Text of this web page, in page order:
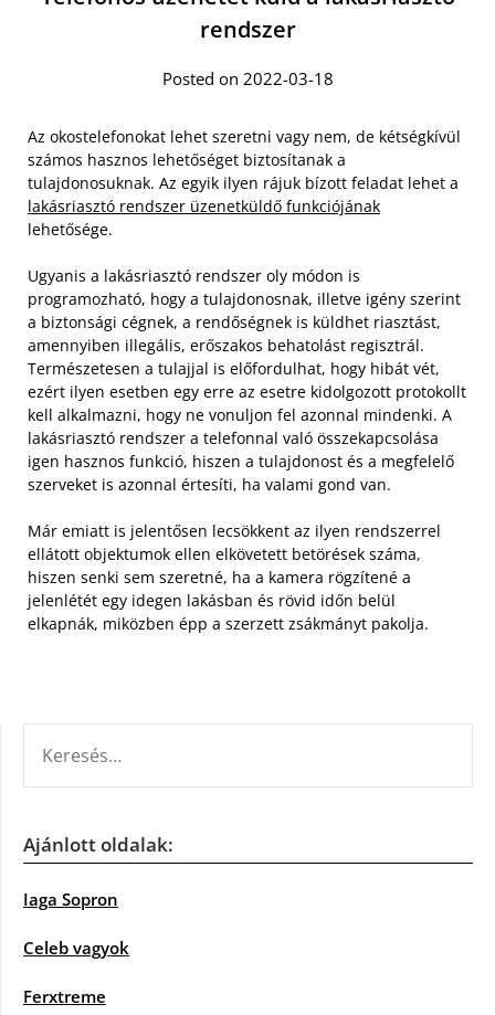
rendszer
Posted on 2022-03-18
Az okostelefonokat lehet szeretni vagy nem, de kétségkívül
számos hasznos lehetőséget biztosítanak a
tulajdonosuknak. Az egyik ilyen rájuk bízott feladat lehet a
lakásriasztó rendszer üzenetküldő funkciójának
lehetősége.
Ugyanis a lakásriasztó rendszer oly módon is
programozható, hogy a tulajdonosnak, illetve igény szerint
a biztonsági cégnek, a rendőségnek is küldhet riasztást,
amennyiben illegális, erőszakos behatolást regisztrál.
Természetesen a tulajjal is előfordulhat, hogy hibát vét,
ezért ilyen esetben egy erre az esetre kidolgozott protokollt
kell alkalmazni, hogy ne vonuljon fel azonnal mindenki. A
lakásriasztó rendszer a telefonnal való összekapcsolása
igen hasznos funkció, hiszen a tulajdonost és a megfelelő
szerveket is azonnal értesíti, ha valami gond van.
Már emiatt is jelentősen lecsökkent az ilyen rendszerrel
ellátott objektumok ellen elkövetett betörések száma,
hiszen senki sem szeretné, ha a kamera rögzítené a
jelenlétét egy idegen lakásban és rövid időn belül
elkapnák, miközben épp a szerzett zsákmányt pakolja.
Ajánlott oldalak:
Iaga Sopron
Celeb vagyok
Ferxtreme